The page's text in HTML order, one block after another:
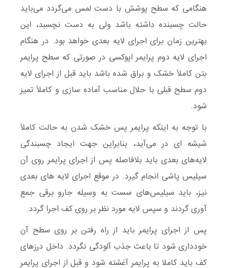
هنگامی که سطح پوشش با دست لمس می‌گردد می‌باید
حالت چسبنده داشته باشد ولی به دست نچسبد، این
بهترین زمان برای اجرای لایه بعدی خواهد بود. در هنگام
اجرای لایه دوم پرایمر اپوکسی در صورتی که سطح پرایمر
بتن کاملاً خشک و براق شده باشد باید قبل از اجرای لایه
دوم سطح قبلی با حلال مناسب آماده سازی و کاملاً تمیز
شود.
با توجه به اینکه پرایمر پس خشک شدن به حالت کاملاً
شیشه ای در می‌آید، بنابراین جهت ایجاد چسبندگی
لایه‌های بعدی باید بلافاصله پس از اجرای پرایمر روی آن
سیلیس پاشی انجام گیرد. در موقع اجرای لایه های بعدی
نیز، باید سیلیس‌های سست به وسیله جارو برقی جمع
آوری گردند و سپس لایه مورد نظر بر روی کف اجرا گردد.
پس از اجرای پرایمر باید از راه رفتن بر روی سطح آن
خودداری شود تا باعث جذب آلودگی نگردد. داخل درزهای
کف باید کاملا به پرایمر آغشته شود و قبل از اجرای پرایمر